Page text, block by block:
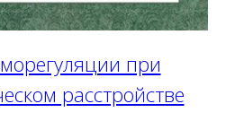
при
расстройстве